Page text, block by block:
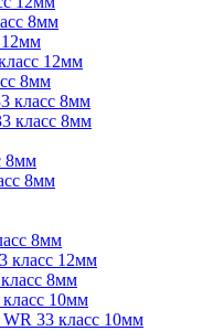
8мм
12мм
12мм
8мм
класс 8мм
класс 8мм
8мм
8мм
8мм
класс 12мм
8мм
10мм
33 класс 10мм